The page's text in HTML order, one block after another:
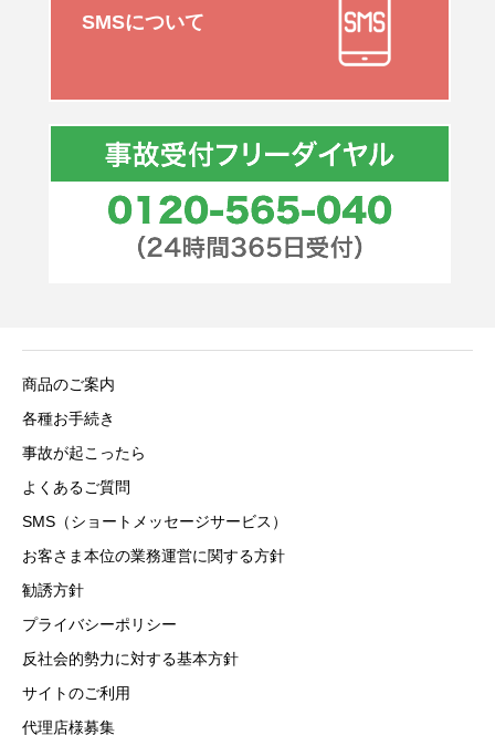
SMSについて
商品のご案内
各種お手続き
事故が起こったら
よくあるご質問
SMS（ショートメッセージサービス）
お客さま本位の業務運営に関する方針
勧誘方針
プライバシーポリシー
反社会的勢力に対する基本方針
サイトのご利用
代理店様募集